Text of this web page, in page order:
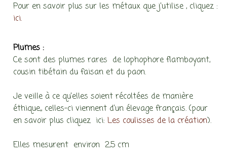
Pour en savoir plus sur les métaux que j’utilise , cliquez :
ici.
Plumes :
Ce sont des plumes rares de lophophore flamboyant,
cousin tibétain du faisan et du paon.
Je veille à ce qu’elles soient récoltées de manière
éthique,, celles-ci viennent d’un élevage français. (pour
en savoir plus cliquez ici:Les coulisses de la création).
Elles mesurent environ 2,5 cm